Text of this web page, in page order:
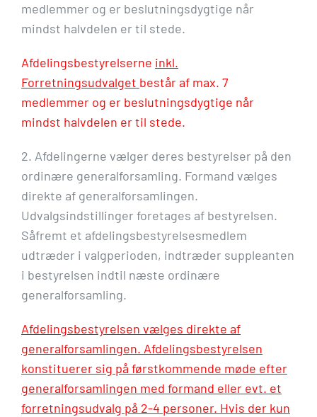
medlemmer og er beslutningsdygtige når
mindst halvdelen er til stede.
Afdelingsbestyrelserne inkl.
Forretningsudvalget består af max. 7
medlemmer og er beslutningsdygtige når
mindst halvdelen er til stede.
2. Afdelingerne vælger deres bestyrelser på den
ordinære generalforsamling. Formand vælges
direkte af generalforsamlingen.
Udvalgsindstillinger foretages af bestyrelsen.
Såfremt et afdelingsbestyrelsesmedlem
udtræder i valgperioden, indtræder suppleanten
i bestyrelsen indtil næste ordinære
generalforsamling.
Afdelingsbestyrelsen vælges direkte af
generalforsamlingen. Afdelingsbestyrelsen
konstituerer sig på førstkommende møde efter
generalforsamlingen med formand eller evt. et
forretningsudvalg på 2-4 personer. Hvis der kun